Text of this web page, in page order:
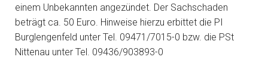
einem Unbekannten angezündet. Der Sachschaden
beträgt ca. 50 Euro. Hinweise hierzu erbittet die PI
Burglengenfeld unter Tel. 09471/7015-0 bzw. die PSt
Nittenau unter Tel. 09436/903893-0